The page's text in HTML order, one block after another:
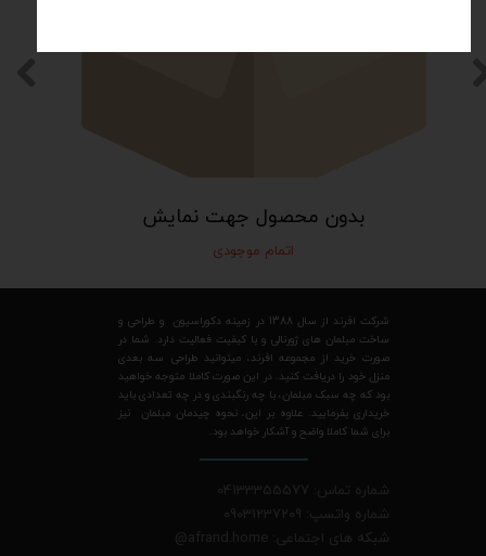
بدون محصول جهت نمایش
اتمام موجودی
شرکت افرند از سال 1388 در زمینه دکوراسیون و طراحی و
ساخت مبلمان های ژورنالی و با کیفیت فعالیت دارد. شما در
صورت خرید از مجموعه افرند، میتوانید طراحی سه بعدی
منزل خود را دریافت کنید. در این صورت کاملا متوجه خواهید
بود که چه سبک مبلمان، با چه رنگبندی و در چه تعدادی باید
خریداری بفرمایید. علاوه بر این، نحوه چیدمان مبلمان نیز
برای شما کاملا واضح و آشکار خواهد بود.
شماره تماس: 04133355577
شماره واتسپ: 09031237209
شبکه های اجتماعی: afrand.home
@